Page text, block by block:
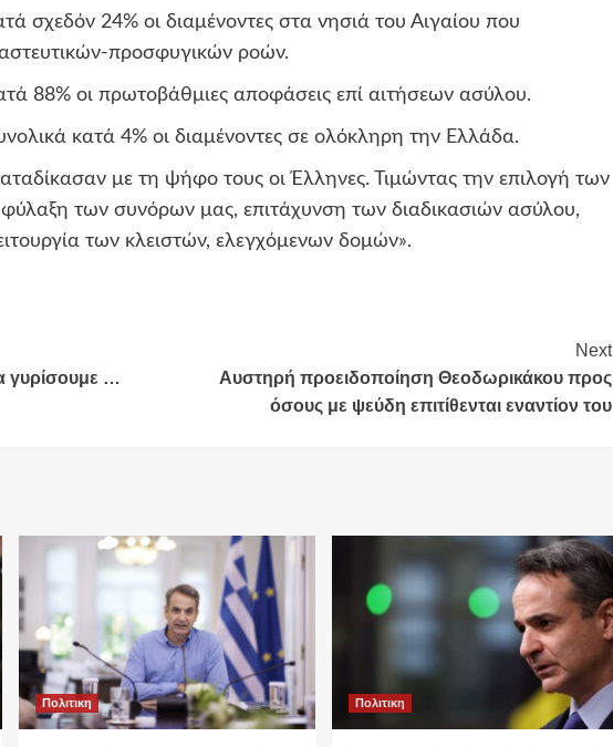
σχεδόν 24% οι διαμένοντες στα νησιά του Αιγαίου που
προσφυγικών ροών.
88% οι πρωτοβάθμιες αποφάσεις επί αιτήσεων ασύλου.
κατά 4% οι διαμένοντες σε ολόκληρη την Ελλάδα.
με τη ψήφο τους οι Έλληνες. Τιμώντας την επιλογή των
των συνόρων μας, επιτάχυνση των διαδικασιών ασύλου,
των κλειστών, ελεγχόμενων δομών».
γυρίσουμε …
Next
Αυστηρή προειδοποίηση Θεοδωρικάκου προς
όσους με ψεύδη επιτίθενται εναντίον του
Πολιτικη Πολιτικη